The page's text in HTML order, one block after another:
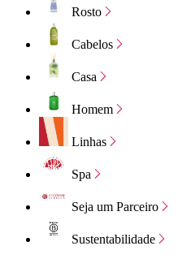
Rosto
Cabelos
Casa
Homem
Linhas
Spa
Seja um Parceiro
Sustentabilidade